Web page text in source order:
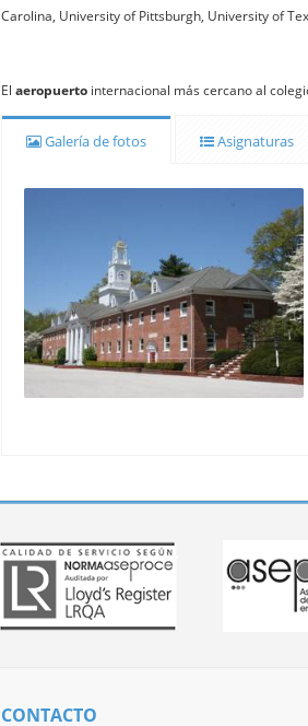
Carolina, University of Pittsburgh, University of
El aeropuerto internacional más cercano al
Galería de fotos Asignaturas
CONTACTO